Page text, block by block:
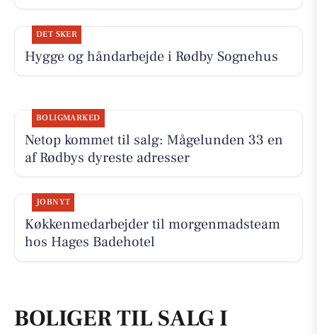
DET SKER
Hygge og håndarbejde i Rødby Sognehus
BOLIGMARKED
Netop kommet til salg: Mågelunden 33 en
af Rødbys dyreste adresser
JOBNYT
Køkkenmedarbejder til morgenmadsteam
hos Hages Badehotel
BOLIGER TIL SALG I